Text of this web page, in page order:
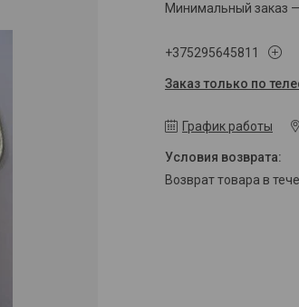
Минимальный заказ
+375295645811
Заказ только по
График работы
возврат товара в